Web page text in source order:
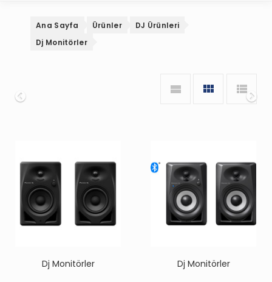
Onceki
Ana Sayfa Ürünler
DJ Ürünleri
Dj Monitörler
Dj Monitörler Dj Monitörler